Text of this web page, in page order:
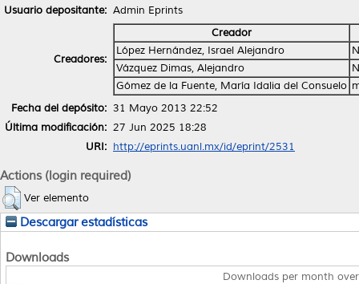
Usuario depositante: Admin Eprints
Creadores:
Creador
López Hernández, Israel Alejandro
Vázquez Dimas, Alejandro
Gómez de la Fuente, María Idalia del Consuelo
Fecha del depósito: 31 Mayo 2013 22:52
Última modificación: 27 Jun 2025 18:28
URI: http://eprints.uanl.mx/id/eprint/2531
Actions (login required)
Ver elemento
Descargar estadísticas
Downloads
Downloads per month